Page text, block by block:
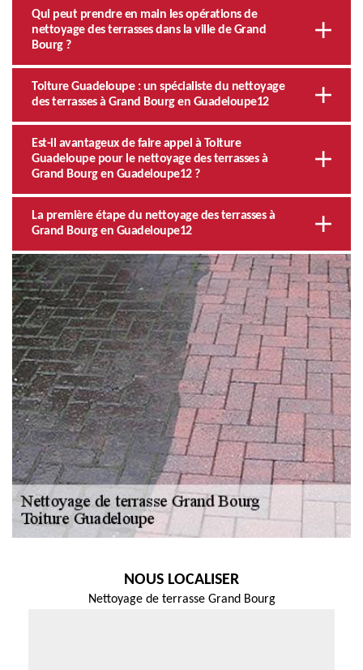
Qui peut prendre en main les opérations de
nettoyage des terrasses dans la ville de Grand
Bourg ?
Toiture Guadeloupe : un spécialiste du nettoyage
des terrasses à Grand Bourg en Guadeloupe12
Est-il avantageux de faire appel à Toiture
Guadeloupe pour le nettoyage des terrasses à
Grand Bourg en Guadeloupe12 ?
La première étape du nettoyage des terrasses à
Grand Bourg en Guadeloupe12
NOUS LOCALISER
Nettoyage de terrasse Grand Bourg